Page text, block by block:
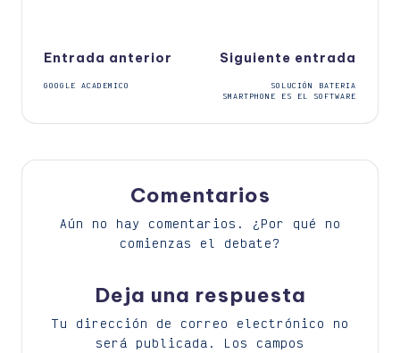
Navegación
Entrada anterior
GOOGLE ACADEMICO
Siguiente entrada
SOLUCIÓN BATERIA
SMARTPHONE ES EL SOFTWARE
Comentarios
Aún no hay comentarios. ¿Por qué no
comienzas el debate?
Deja una respuesta
Tu dirección de correo electrónico no
será publicada.
Los campos